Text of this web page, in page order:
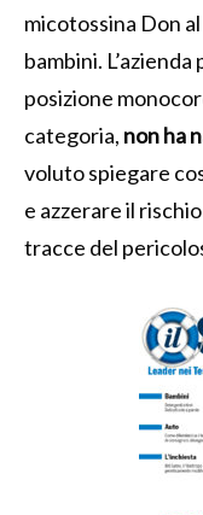
micotossina Don
bambini.
posizione
categoria, non ha
voluto spiegare
e azzerare il
tracce del